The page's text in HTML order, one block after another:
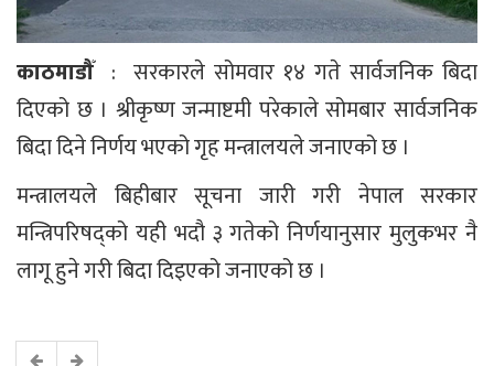
काठमाडौँ: सरकारले सोमवार १४ गते सार्वजनिक बिदा
दिएको छ । श्रीकृष्ण जन्माष्टमी परेकाले सोमबार सार्वजनिक
बिदा दिने निर्णय भएको गृह मन्त्रालयले जनाएको छ ।
मन्त्रालयले बिहीबार सूचना जारी गरी नेपाल सरकार
मन्त्रिपरिषद्को यही भदौ ३ गतेको निर्णयानुसार मुलुकभर नै
लागू हुने गरी बिदा दिइएको जनाएको छ ।